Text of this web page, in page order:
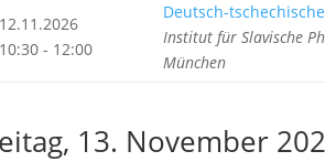
12.11.2026
10:30 - 12:00
Deutsch-
Institut für Slavische
München
13. November